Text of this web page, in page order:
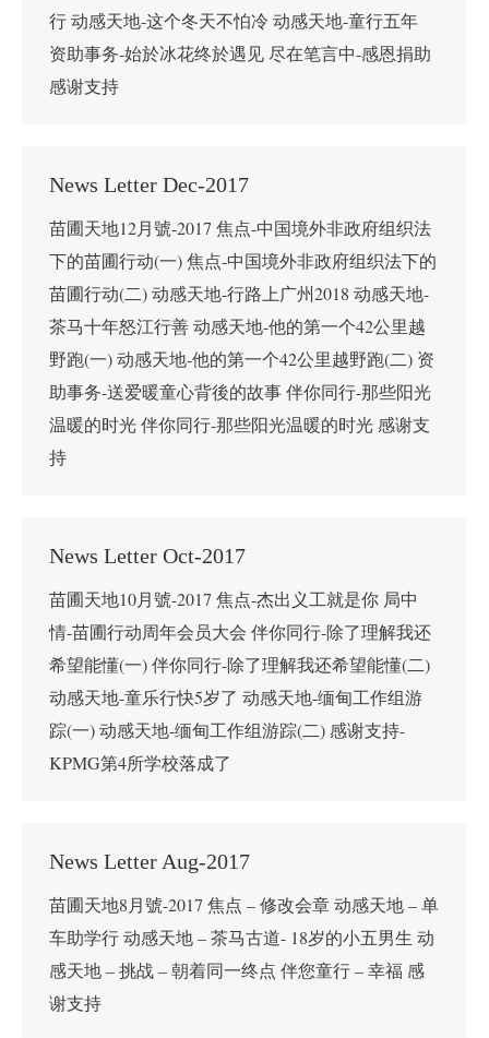
行 动感天地-这个冬天不怕冷 动感天地-童行五年
资助事务-始於冰花终於遇见 尽在笔言中-感恩捐助
感谢支持
News Letter Dec-2017
苗圃天地12月號-2017 焦点-中国境外非政府组织法
下的苗圃行动(一) 焦点-中国境外非政府组织法下的
苗圃行动(二) 动感天地-行路上广州2018 动感天地-
茶马十年怒江行善 动感天地-他的第一个42公里越
野跑(一) 动感天地-他的第一个42公里越野跑(二) 资
助事务-送爱暖童心背後的故事 伴你同行-那些阳光
温暖的时光 伴你同行-那些阳光温暖的时光 感谢支
持
News Letter Oct-2017
苗圃天地10月號-2017 焦点-杰出义工就是你 局中
情-苗圃行动周年会员大会 伴你同行-除了理解我还
希望能懂(一) 伴你同行-除了理解我还希望能懂(二)
动感天地-童乐行快5岁了 动感天地-缅甸工作组游
踪(一) 动感天地-缅甸工作组游踪(二) 感谢支持-
KPMG第4所学校落成了
News Letter Aug-2017
苗圃天地8月號-2017 焦点 – 修改会章 动感天地 – 单
车助学行 动感天地 – 茶马古道- 18岁的小五男生 动
感天地 – 挑战 – 朝着同一终点 伴您童行 – 幸福 感
谢支持